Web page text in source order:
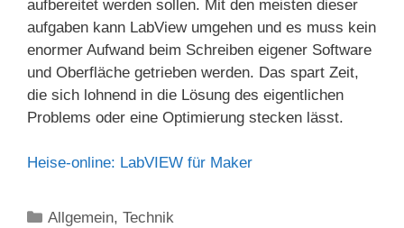
aufbereitet werden sollen. Mit den meisten dieser
aufgaben kann LabView umgehen und es muss kein
enormer Aufwand beim Schreiben eigener Software
und Oberfläche getrieben werden. Das spart Zeit,
die sich lohnend in die Lösung des eigentlichen
Problems oder eine Optimierung stecken lässt.
Heise-online: LabVIEW für Maker
Kategorien
Allgemein,Technik